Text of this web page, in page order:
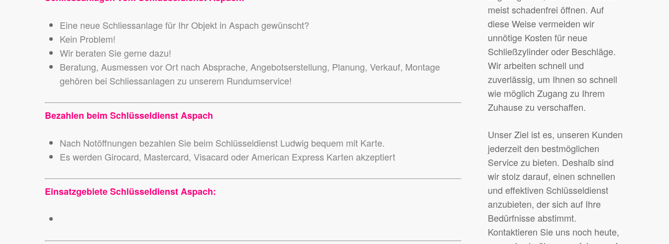
Eine neue Schliessanlage für Ihr Objekt in Aspach gewünscht?
Kein Problem!
Wir beraten Sie gerne dazu!
Beratung, Ausmessen vor Ort nach Absprache, Angebotserstellung, Planung, Verkauf, Montage
gehören bei Schliessanlagen zu unserem Rundumservice!
Bezahlen beim Schlüsseldienst Aspach
Nach Notöffnungen bezahlen Sie beim Schlüsseldienst Ludwig bequem mit Karte.
Es werden Girocard, Mastercard, Visacard oder American Express Karten akzeptiert
Einsatzgebiete Schlüsseldienst Aspach:
meist schadenfrei öffnen. Auf
diese Weise vermeiden wir
unnötige Kosten für neue
Schließzylinder oder Beschläge.
Wir arbeiten schnell und
zuverlässig, um Ihnen so schnell
wie möglich Zugang zu Ihrem
Zuhause zu verschaffen.
Unser Ziel ist es, unseren Kunden
jederzeit den bestmöglichen
Service zu bieten. Deshalb sind
wir stolz darauf, einen schnellen
und effektiven Schlüsseldienst
anzubieten, der sich auf Ihre
Bedürfnisse abstimmt.
Kontaktieren Sie uns noch heute,